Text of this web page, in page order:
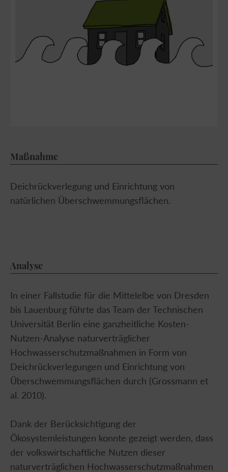
Maßnahme
Deichrückverlegung und Einrichtung von
natürlichen Überschwemmungsflächen.
Analyse
In einer Fallstudie für die Mittelelbe von Dresden
bis Lauenburg führte das Team der Technischen
Universität Berlin eine ganzheitliche Kosten-
Nutzen-Analyse naturverträglicher
Hochwasserschutzmaßnahmen in Form von
Deichrückverlegungen und Einrichtung von
Überschwemmungsflächen durch (Grossmann et
al. 2010).
Dank der Berücksichtigung der
Ökosystemleistungen konnte gezeigt werden, dass
der volkswirtschaftliche Nutzen dieser
naturverträglichen Hochwasserschutzmaßnahmen